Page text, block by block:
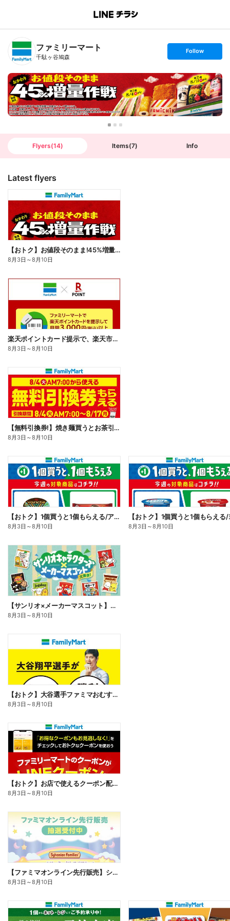
B
n
T
ファミリーマート
千駄ヶ谷鳩森
s
t
o
l
l
o
w
Follow
Flyers(14) Items(7) Info
Latest flyers
【おトク】お値段そのまま!45%増量作戦!
8月3日 ～8月10日
楽天ポイントカード提示で、楽天市場でのお買い物がおトクに!
8月3日 ～8月10日
【無料引換券!】焼き麺買うとお茶引換券貰える!
8月3日 ～8月10日
【おトク】1個買うと1個もらえる/アイス
8月3日 ～8月10日 8月3日 ～8月10日
【サンリオ×メーカーマスコット】オリジナルグッズ貰える!
8月3日 ～8月10日
【おトク】大谷選手ファミマおむすび割
8月3日 ～8月10日
【おトク】お店で使えるクーポン配信中
8月3日 ～8月10日
【ファミマオンライン先行販売】シルバニアファミリー
8月3日 ～8月10日